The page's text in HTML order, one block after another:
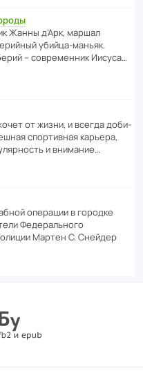
Жанны д’Арк, маршал
убийца-маньяк.
– совре­менник Иисуса…
от жизни, и всегда доби­
спор­ти­вная карьера,
и внимание…
операции в городке
Феде­раль­ного
Мартен С. Снейдер